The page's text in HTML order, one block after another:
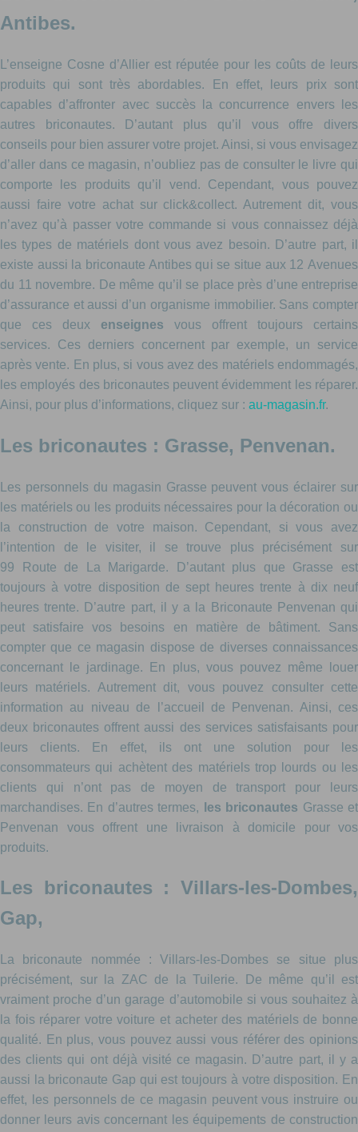
Antibes.
L’enseigne Cosne d’Allier est réputée pour les coûts de leurs
produits qui sont très abordables. En effet, leurs prix sont
capables d’affronter avec succès la concurrence envers les
autres briconautes. D’autant plus qu’il vous offre divers
conseils pour bien assurer votre projet. Ainsi, si vous envisagez
d’aller dans ce magasin, n’oubliez pas de consulter le livre qui
comporte les produits qu’il vend. Cependant, vous pouvez
aussi faire votre achat sur click&collect. Autrement dit, vous
n’avez qu’à passer votre commande si vous connaissez déjà
les types de matériels dont vous avez besoin. D’autre part, il
existe aussi la briconaute Antibes qui se situe aux 12 Avenues
du 11 novembre. De même qu’il se place près d’une entreprise
d’assurance et aussi d’un organisme immobilier. Sans compter
que ces deux enseignes vous offrent toujours certains
services. Ces derniers concernent par exemple, un service
après vente. En plus, si vous avez des matériels endommagés,
les employés des briconautes peuvent évidemment les réparer.
Ainsi, pour plus d’informations, cliquez sur : au-magasin.fr.
Les briconautes : Grasse, Penvenan.
Les personnels du magasin Grasse peuvent vous éclairer sur
les matériels ou les produits nécessaires pour la décoration ou
la construction de votre maison. Cependant, si vous avez
l’intention de le visiter, il se trouve plus précisément sur
99 Route de La Marigarde. D’autant plus que Grasse est
toujours à votre disposition de sept heures trente à dix neuf
heures trente. D’autre part, il y a la Briconaute Penvenan qui
peut satisfaire vos besoins en matière de bâtiment. Sans
compter que ce magasin dispose de diverses connaissances
concernant le jardinage. En plus, vous pouvez même louer
leurs matériels. Autrement dit, vous pouvez consulter cette
information au niveau de l’accueil de Penvenan. Ainsi, ces
deux briconautes offrent aussi des services satisfaisants pour
leurs clients. En effet, ils ont une solution pour les
consommateurs qui achètent des matériels trop lourds ou les
clients qui n’ont pas de moyen de transport pour leurs
marchandises. En d’autres termes, les briconautes Grasse et
Penvenan vous offrent une livraison à domicile pour vos
produits.
Les briconautes : Villars-les-Dombes,
Gap,
La briconaute nommée : Villars-les-Dombes se situe plus
précisément, sur la ZAC de la Tuilerie. De même qu’il est
vraiment proche d’un garage d’automobile si vous souhaitez à
la fois réparer votre voiture et acheter des matériels de bonne
qualité. En plus, vous pouvez aussi vous référer des opinions
des clients qui ont déjà visité ce magasin. D’autre part, il y a
aussi la briconaute Gap qui est toujours à votre disposition. En
effet, les personnels de ce magasin peuvent vous instruire ou
donner leurs avis concernant les équipements de construction